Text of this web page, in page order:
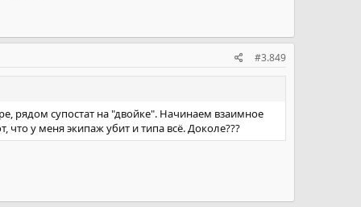
#3.849
рядом супостат на "двойке". Начинаем взаимное
у меня экипаж убит и типа всё. Доколе???